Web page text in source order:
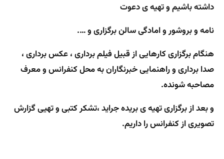
داشته باشیم و تهیه ی دعوت
نامه و بروشورو امادگی سالن برگزاری و ….
هنگام برگزاری کارهایی از قبیل فیلم برداری ، عکس برداری ،
صدا برداری و راهنمایی خبرنگاران به محل کنفرانس و معرف
مصاحبه شونده.
و بعد از برگزاری تهیه ی بریده جراید ،تشکر کتبی و تهیی گزارش
تصویری از کنفرانس را داریم.